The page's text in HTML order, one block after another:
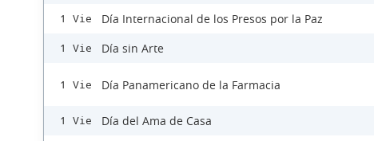
1 Vie Día Internacional de los Presos por la Paz
1 Vie Día sin Arte
1 Vie Día Panamericano de la Farmacia
1 Vie Día del Ama de Casa